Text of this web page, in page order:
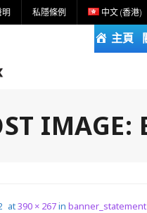
私隱條例 中文 (香港)
主頁
IMAGE:
at390 × 267in banner_statement